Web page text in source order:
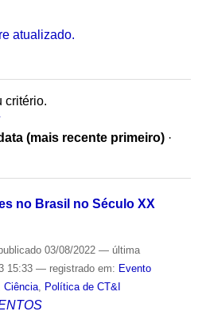
atualizado.
critério.
(mais recente primeiro) ·
no Brasil no Século XX
03/08/2022 — última
15:33 — registrado em: Evento
Ciência, Política de CT&I